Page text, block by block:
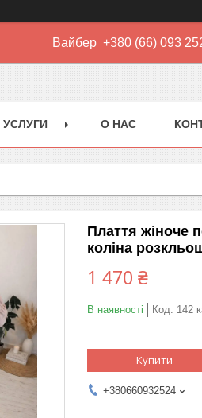
Вайбер +380 (66) 093
О НАС
Плаття жіноче
коліна
1 470 ₴
В наявності Код: 142
Купити
+380660932524